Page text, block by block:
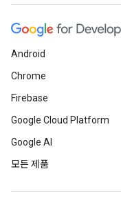
Android
Chrome
Firebase
Google Cloud Platform
Google AI
모든 제품